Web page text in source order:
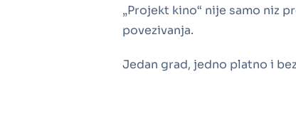
„Projekt kino“ nije samo niz
povezivanja.
Jedan grad, jedno platno i